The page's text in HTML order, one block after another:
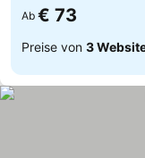
Ab € 73
Preise von 3